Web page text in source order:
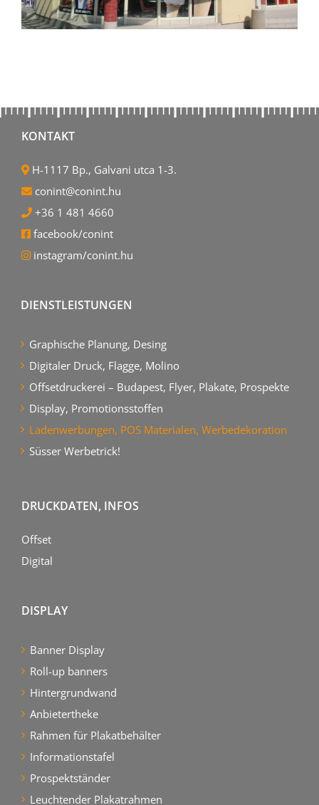
KONTAKT
H-1117 Bp., Galvani utca 1-3.
conint@conint.hu
+36 1 481 4660
facebook/conint
instagram/conint.hu
DIENSTLEISTUNGEN
Graphische Planung, Desing
Digitaler Druck, Flagge, Molino
Offsetdruckerei – Budapest, Flyer, Plakate, Prospekte
Display, Promotionsstoffen
Ladenwerbungen, POS Materialen, Werbedekoration
Süsser Werbetrick!
DRUCKDATEN, INFOS
Offset
Digital
DISPLAY
Banner Display
Roll-up banners
Hintergrundwand
Anbietertheke
Rahmen für Plakatbehälter
Informationstafel
Prospektständer
Leuchtender Plakatrahmen